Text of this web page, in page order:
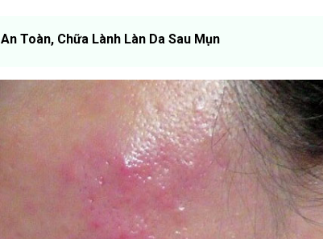
An Toàn, Chữa Lành Làn Da Sau Mụn